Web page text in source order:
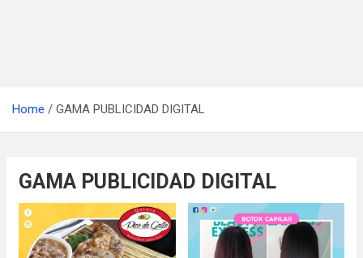
Home GAMA PUBLICIDAD DIGITAL
GAMA PUBLICIDAD DIGITAL